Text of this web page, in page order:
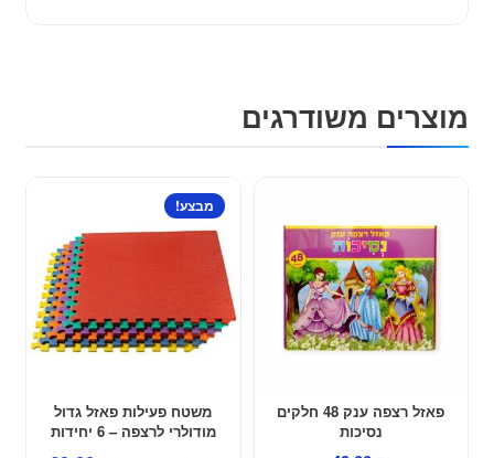
מוצרים משודרגים
פאזל רצפה ענק 48 חלקים
נסיכות
משטח פעילות פאזל גדול
מודולרי לרצפה – 6 יחידות
מבצע!